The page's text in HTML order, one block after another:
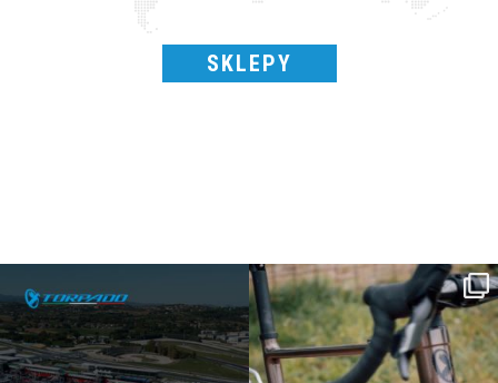
SKLEPY
IBF sta per...
14 1
Kepler R è la gravel pensata per affrontare
lunghe...
26 0